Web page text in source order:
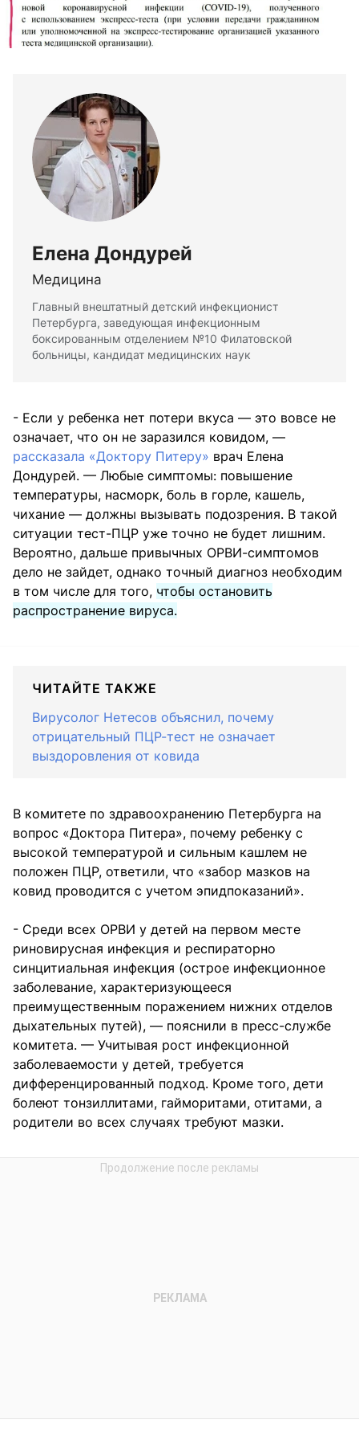
Елена Дондурей
Медицина
Главный внештатный детский инфекционист
Петербурга, заведующая инфекционным
боксированным отделением №10 Филатовской
больницы, кандидат медицинских наук
- Если у ребенка нет потери вкуса — это вовсе не
означает, что он не заразился ковидом, —
рассказала «Доктору Питеру» врач Елена
Дондурей. — Любые симптомы: повышение
температуры, насморк, боль в горле, кашель,
чихание — должны вызывать подозрения. В такой
ситуации тест-ПЦР уже точно не будет лишним.
Вероятно, дальше привычных ОРВИ-симптомов
дело не зайдет, однако точный диагноз необходим
в том числе для того, чтобы остановить
распространение вируса.
ЧИТАЙТЕ ТАКЖЕ
Вирусолог Нетесов объяснил, почему
отрицательный ПЦР-тест не означает
выздоровления от ковида
В комитете по здравоохранению Петербурга на
вопрос «Доктора Питера», почему ребенку с
высокой температурой и сильным кашлем не
положен ПЦР, ответили, что «забор мазков на
ковид проводится с учетом эпидпоказаний».
- Среди всех ОРВИ у детей на первом месте
риновирусная инфекция и респираторно
синцитиальная инфекция (острое инфекционное
заболевание, характеризующееся
преимущественным поражением нижних отделов
дыхательных путей), — пояснили в пресс-службе
комитета. — Учитывая рост инфекционной
заболеваемости у детей, требуется
дифференцированный подход. Кроме того, дети
болеют тонзиллитами, гайморитами, отитами, а
родители во всех случаях требуют мазки.